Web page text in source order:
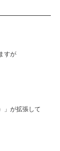
すが
」が拡張して